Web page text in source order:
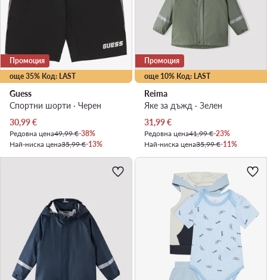
още 35% Код: LAST
Промоция
Guess
Спортни шорти · Черен
Актуална цена
30,99€
Редовна цена49,99 €-38%
Най-ниска цена35,99 €-13%
още 10% Код: LAST
Промоция
Reima
Яке за дъжд · Зелен
Актуална цена
31,99€
Редовна цена41,99 €-23%
Най-ниска цена35,99 €-11%